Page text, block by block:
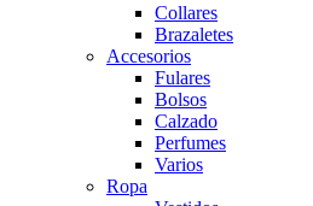
Collares
Brazaletes
Accesorios
Fulares
Bolsos
Calzado
Perfumes
Varios
Ropa